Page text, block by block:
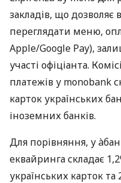
закладів, що дозволяє
переглядати меню,
Apple/Google Pay),
участі офіціанта.
платежів у monobank
карток українських
іноземних банків.
Для порівняння, у
еквайринга складає
українських карток